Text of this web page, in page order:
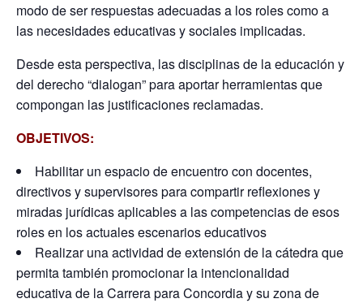
modo de ser respuestas adecuadas a los roles como a
las necesidades educativas y sociales implicadas.
Desde esta perspectiva, las disciplinas de la educación y
del derecho “dialogan” para aportar herramientas que
compongan las justificaciones reclamadas.
OBJETIVOS:
Habilitar un espacio de encuentro con docentes,
directivos y supervisores para compartir reflexiones y
miradas jurídicas aplicables a las competencias de esos
roles en los actuales escenarios educativos
Realizar una actividad de extensión de la cátedra que
permita también promocionar la intencionalidad
educativa de la Carrera para Concordia y su zona de